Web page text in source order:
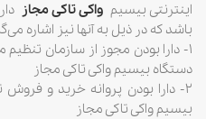
اینترنتی بیسیم واکی تاکی مجاز
باشد که در ذیل به آنها نیز اشاره
۱- دارا بودن مجوز از سازمان تنظیم
دستگاه بیسیم واکی تاکی مجاز
۲- دارا بودن پروانه خرید و
بیسیم واکی تاکی مجاز